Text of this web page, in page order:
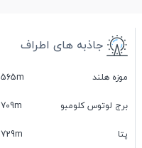
جاذبه های اطراف
موزه هلند 565m
برج لوتوس کلومبو 709m
پتا 729m